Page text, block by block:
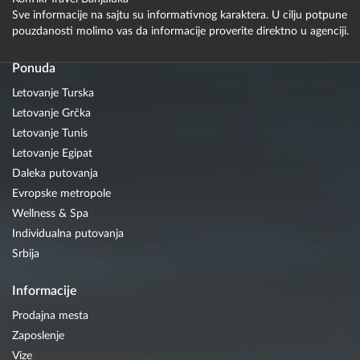
Sve informacije na sajtu su informativnog karaktera. U cilju potpune
pouzdanosti molimo vas da informacije proverite direktno u agenciji.
Ponuda
Letovanje Turska
Letovanje Grčka
Letovanje Tunis
Letovanje Egipat
Daleka putovanja
Evropske metropole
Wellness & Spa
Individualna putovanja
Srbija
Informacije
Prodajna mesta
Zaposlenje
Vize